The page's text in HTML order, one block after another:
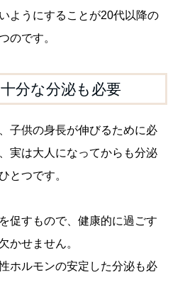
ようにすることが20代以降の
のです。
分な分泌も必要
子供の身長が伸びるために必
実は大人になってからも分泌
とつです。
促すもので、健康的に過ごす
かせません。
ホルモンの安定した分泌も必